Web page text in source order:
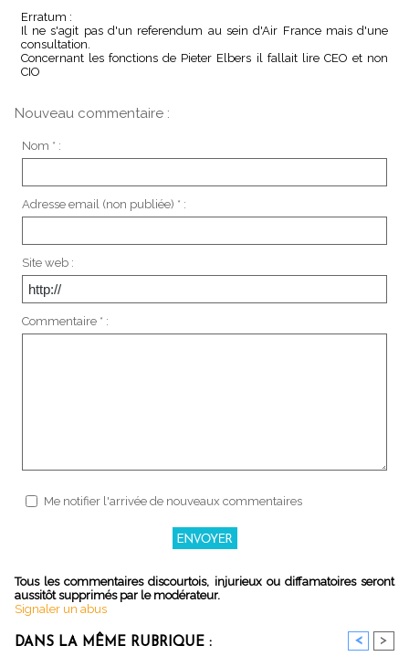
Erratum :
Il ne s'agit pas d'un referendum au sein d'Air France mais d'une
consultation.
Concernant les fonctions de Pieter Elbers il fallait lire CEO et non
CIO
Nouveau commentaire :
Nom * :
Adresse email (non publiée) * :
Site web :
Commentaire * :
Me notifier l'arrivée de nouveaux commentaires
Tous les commentaires discourtois, injurieux ou diffamatoires seront
aussitôt supprimés par le modérateur.
Signaler un abus
DANS LA MÊME RUBRIQUE : < >